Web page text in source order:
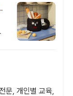
문, 개인별 교육,